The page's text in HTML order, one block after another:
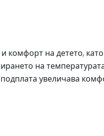
комфорт на детето,
на
увеличава